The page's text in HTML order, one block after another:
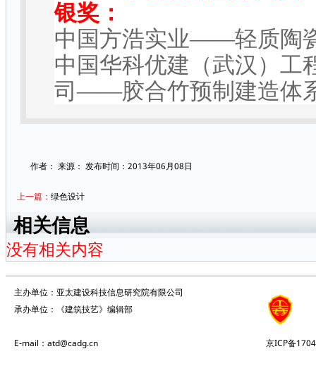
银奖：
中国方浩实业——轻质陶
中国华科优建（武汉）工
司——胶合竹预制建造体
作者： 来源： 发布时间：2013年06月08日
上一篇： 绿色设计
相关信息
没有相关内容
主办单位：亚太建设科技信息研究院有限公司
承办单位：《建筑技艺》编辑部
E-mail：atd@cadg.cn 京ICP备